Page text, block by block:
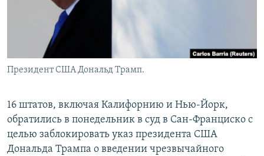
Президент США Дональд Трамп.
16 штатов, включая Калифорнию и Нью-Йорк,
обратились в понедельник в суд в Сан-Франциско с
целью заблокировать указ президента США
Дональда Трампа о введении чрезвычайного